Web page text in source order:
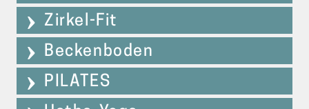
Zirkel-Fit
Beckenboden
PILATES